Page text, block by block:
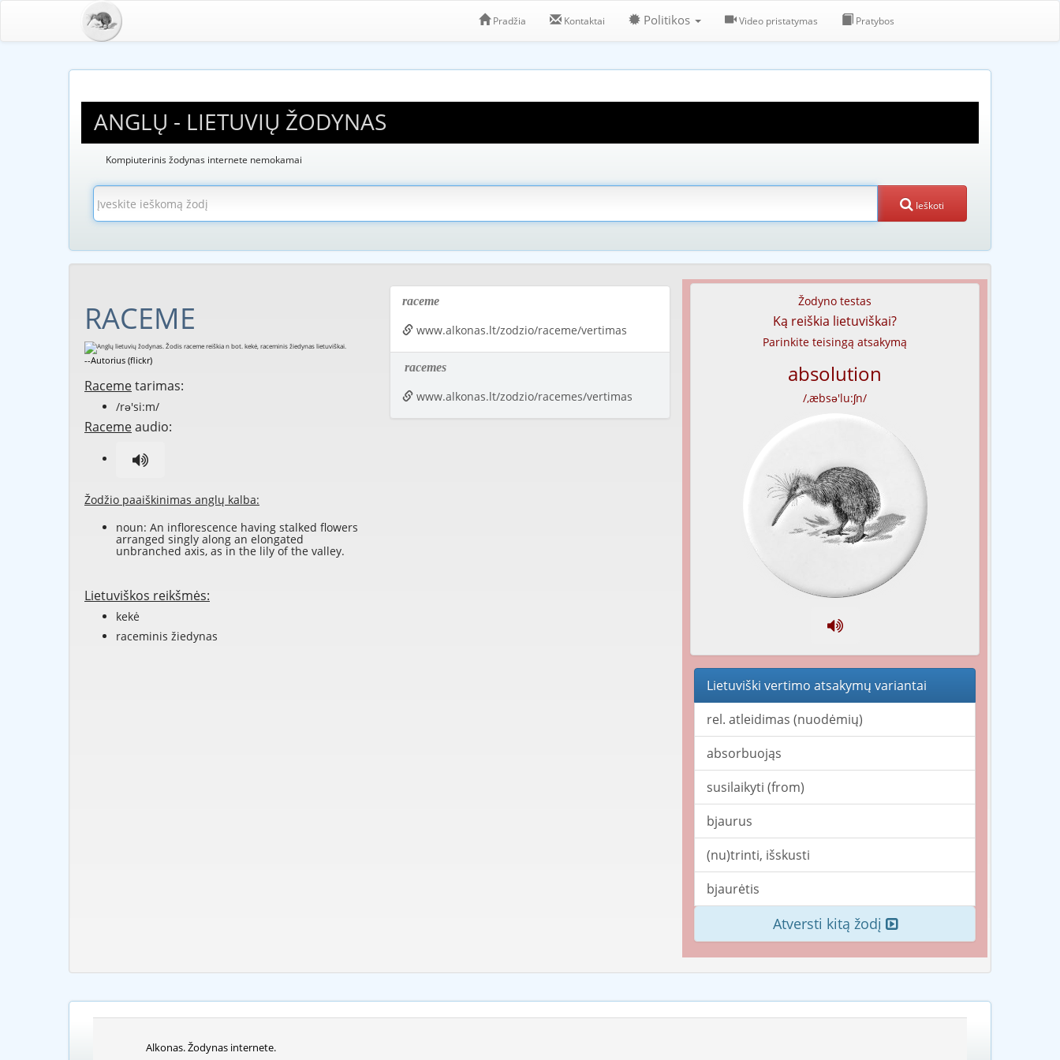
Pradžia Kontaktai Politikos Video pristatymas Pratybos
ANGLŲ - LIETUVIŲ ŽODYNAS
Kompiuterinis žodynas internete nemokamai
Ieškoti
RACEME
--Autorius (flickr)
Racemetarimas:
/rə'si:m/
Racemeaudio:
Žodžio paaiškinimas anglų kalba:
noun: An inflorescence having stalked flowers
arranged singly along an elongated
unbranched axis, as in the lily of the valley.
Lietuviškos reikšmės:
kekė
raceminis žiedynas
raceme
www.alkonas.lt/zodzio/raceme/vertimas
racemes
www.alkonas.lt/zodzio/racemes/vertimas
Žodyno testas
Ką reiškia lietuviškai?
Parinkite teisingą atsakymą
absolution
/,æbsə'lu:ʃn/
Lietuviški vertimo atsakymų variantai
rel. atleidimas (nuodėmių)
absorbuojąs
susilaikyti (from)
bjaurus
(nu)trinti, išskusti
bjaurėtis
Atversti kitą žodį
Alkonas. Žodynas internete.